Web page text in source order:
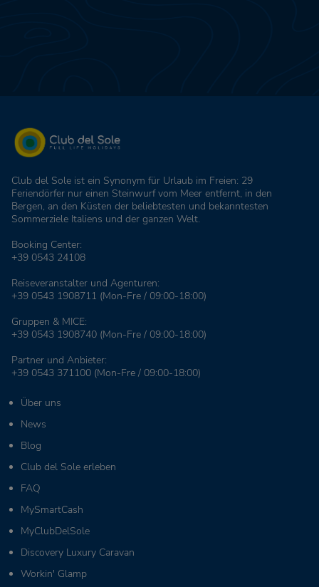
Club del Sole ist ein Synonym für Urlaub im Freien: 29
Feriendörfer nur einen Steinwurf vom Meer entfernt, in den
Bergen, an den Küsten der beliebtesten und bekanntesten
Sommerziele Italiens und der ganzen Welt.
Booking Center:
+39 0543 24108
Reiseveranstalter und Agenturen:
+39 0543 1908711 (Mon-Fre / 09:00-18:00)
Gruppen & MICE:
+39 0543 1908740 (Mon-Fre / 09:00-18:00)
Partner und Anbieter:
+39 0543 371100 (Mon-Fre / 09:00-18:00)
Über uns
News
Blog
Club del Sole erleben
FAQ
MySmartCash
MyClubDelSole
Discovery Luxury Caravan
Workin' Glamp